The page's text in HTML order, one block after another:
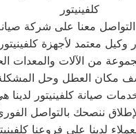
كلفينيتور
مكان العطل وحل
ننصحك بالتواصل